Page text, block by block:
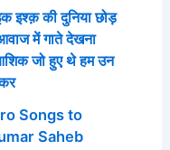
इश्क़ की दुनिया छोड़
में गाते देखना
जो हुए थे हम उन
Songs to
Saheb